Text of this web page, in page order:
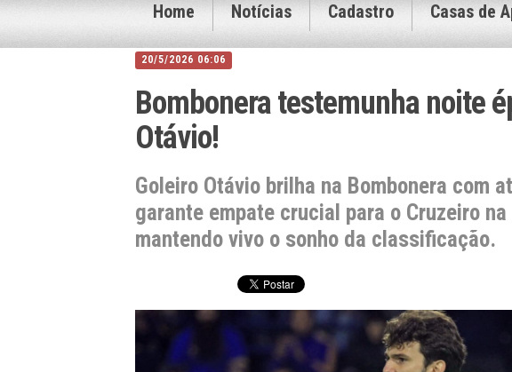
Home Notícias Cadastro Casas de
20/5/2026 06:06
Bombonera testemunha noite
Otávio!
Goleiro Otávio brilha na Bombonera com
garante empate crucial para o Cruzeiro
mantendo vivo o sonho da classificação.